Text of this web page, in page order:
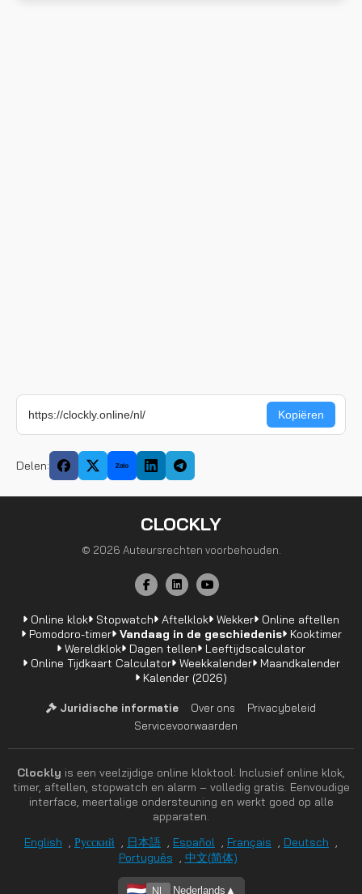
Delen:
CLOCKLY
© 2026 Auteursrechten voorbehouden.
Online klok Stopwatch Aftelklok Wekker
Online aftellen
Pomodoro-timer Vandaag in de geschiedenis Kooktimer
Wereldklok
Dagen tellen
Leeftijdscalculator
Online Tijdkaart Calculator Weekkalender Maandkalender
Kalender (2026)
Juridische informatie Over ons
Privacybeleid
Servicevoorwaarden
Clockly is een veelzijdige online kloktool: Inclusief online klok,
timer, aftellen, stopwatch en alarm – volledig gratis. Eenvoudige
interface, meertalige ondersteuning en werkt goed op alle
apparaten.
English , Русский , 日本語 , Español , Français , Deutsch ,
Português , 中文(简体)
NL Nederlands ▲